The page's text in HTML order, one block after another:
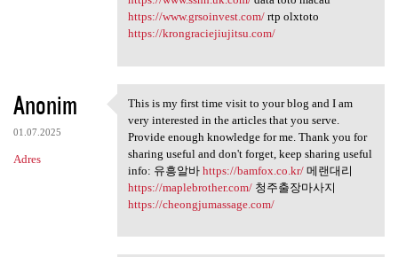
https://www.grsoinvest.com/rtp olxtoto
https://krongraciejiujitsu.com/
Anonim
01.07.2025
Adres
This is my first time visit
This is my first time visit to your blog and I am
very interested in the articles that you serve.
Provide enough knowledge for me. Thank you for
sharing useful and don't forget, keep sharing useful
info: 유흥알바 https://bamfox.co.kr/메랜대리
https://maplebrother.com/청주출장마사지
https://cheongjumassage.com/